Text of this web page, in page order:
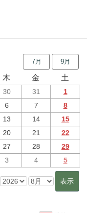
7月 9月
木 金 土
30 31
1
6 7
8
13 14
15
20 21
22
27 28
29
3 4 5